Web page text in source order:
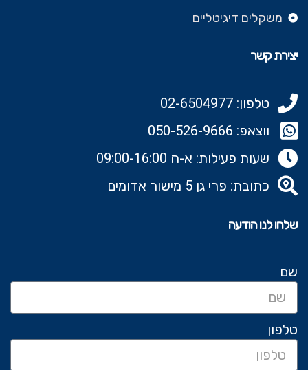
משקלים דיגיטליים
יצירת קשר
טלפון: 02-6504977
ווצאפ: 050-526-9666‬
שעות פעילות: א-ה 09:00-16:00
כתובת: פרי גן 5 מישור אדומים
שלחו לנו הודעה
שם
טלפון